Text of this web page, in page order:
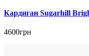
Кардиган Sugarhill
4600грн